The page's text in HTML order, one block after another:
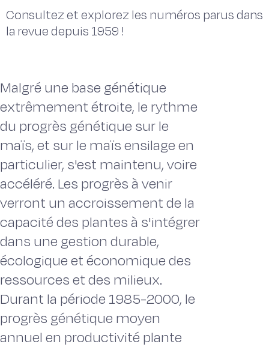
Consultez et explorez les numéros parus dans
la revue depuis 1959 !
Malgré une base génétique
extrêmement étroite, le rythme
du progrès génétique sur le
maïs, et sur le maïs ensilage en
particulier, s'est maintenu, voire
accéléré. Les progrès à venir
verront un accroissement de la
capacité des plantes à s'intégrer
dans une gestion durable,
écologique et économique des
ressources et des milieux.
Durant la période 1985-2000, le
progrès génétique moyen
annuel en productivité plante